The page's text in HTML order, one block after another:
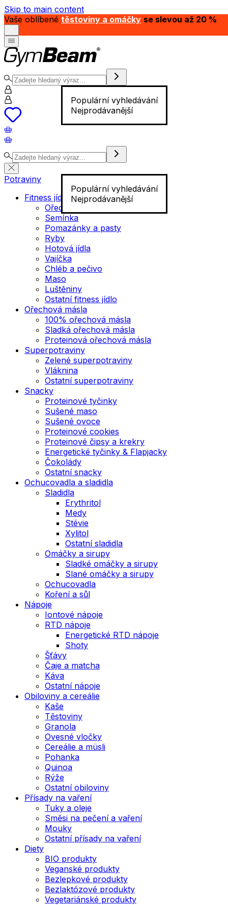
Skip to main content
Vaše oblíbené těstoviny a omáčky se slevou až 20 %
Populární vyhledávání
Nejprodávanější
Populární vyhledávání
Nejprodávanější
Potraviny
Fitness jídlo
Ořechy
Semínka
Pomazánky a pasty
Ryby
Hotová jídla
Vajíčka
Chléb a pečivo
Maso
Luštěniny
Ostatní fitness jídlo
Ořechová másla
100% ořechová másla
Sladká ořechová másla
Proteinová ořechová másla
Superpotraviny
Zelené superpotraviny
Vláknina
Ostatní superpotraviny
Snacky
Proteinové tyčinky
Sušené maso
Sušené ovoce
Proteinové cookies
Proteinové čipsy a krekry
Energetické tyčinky & Flapjacky
Čokolády
Ostatní snacky
Ochucovadla a sladidla
Sladidla
Erythritol
Medy
Stévie
Xylitol
Ostatní sladidla
Omáčky a sirupy
Sladké omáčky a sirupy
Slané omáčky a sirupy
Ochucovadla
Koření a sůl
Nápoje
Iontové nápoje
RTD nápoje
Energetické RTD nápoje
Shoty
Šťávy
Čaje a matcha
Káva
Ostatní nápoje
Obiloviny a cereálie
Kaše
Těstoviny
Granola
Ovesné vločky
Cereálie a müsli
Pohanka
Quinoa
Rýže
Ostatní obiloviny
Přísady na vaření
Tuky a oleje
Směsi na pečení a vaření
Mouky
Ostatní přísady na vaření
Diety
BIO produkty
Veganské produkty
Bezlepkové produkty
Bezlaktózové produkty
Vegetariánské produkty